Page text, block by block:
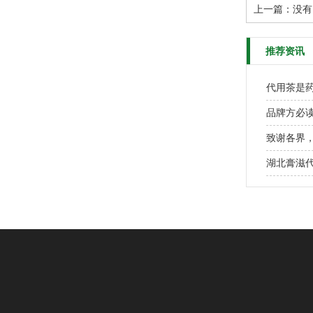
上一篇：没
推荐资讯
代用茶是